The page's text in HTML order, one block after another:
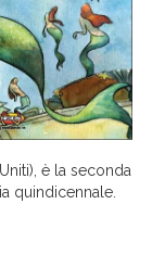
è la seconda
quindicennale.